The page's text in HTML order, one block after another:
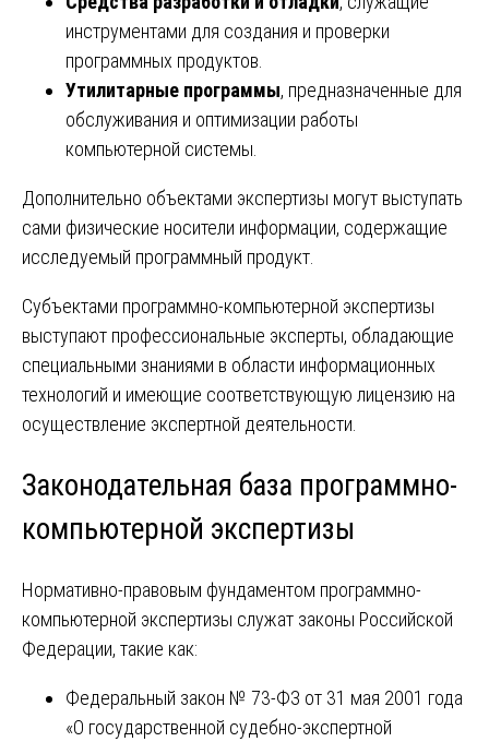
инструментами для создания и проверки
программных продуктов.
Утилитарные программы, предназначенные для
обслуживания и оптимизации работы
компьютерной системы.
Дополнительно объектами экспертизы могут выступать
сами физические носители информации, содержащие
исследуемый программный продукт.
Субъектами программно-компьютерной экспертизы
выступают профессиональные эксперты, обладающие
специальными знаниями в области информационных
технологий и имеющие соответствующую лицензию на
осуществление экспертной деятельности.
Законодательная база программно-
компьютерной экспертизы
Нормативно-правовым фундаментом программно-
компьютерной экспертизы служат законы Российской
Федерации, такие как:
Федеральный закон № 73-ФЗ от 31 мая 2001 года
«О государственной судебно-экспертной